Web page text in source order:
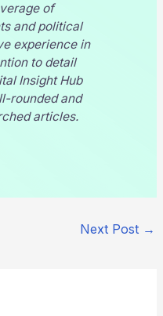
of
and political
experience in
to detail
Insight Hub
rounded and
articles.
Next Post →